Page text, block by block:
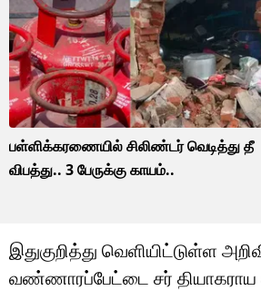
பள்ளிக்கரணையில் சிலிண்டர் வெடித்து தீ
விபத்து.. 3 பேருக்கு காயம்..
இதுகுறித்து வெளியிட்டுள்ள
வண்ணாரப்பேட்டை சர் தியாகராய